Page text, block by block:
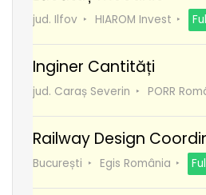
jud. Ilfov HIAROM Invest
Inginer Cantități
jud. Caraș Severin PORR
Railway Design
București Egis România